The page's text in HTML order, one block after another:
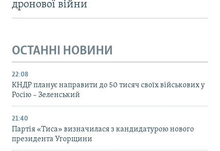
дронової війни
ОСТАННІ НОВИНИ
22:08
КНДР планує направити до 50 тисяч своїх військових у
Росію – Зеленський
21:40
Партія «Тиса» визначилася з кандидатурою нового
президента Угорщини